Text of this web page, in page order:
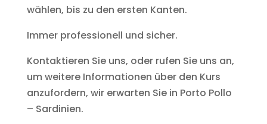
wählen, bis zu den ersten Kanten.
Immer professionell und sicher.
Kontaktieren Sie uns, oder rufen Sie uns an,
um weitere Informationen über den Kurs
anzufordern, wir erwarten Sie in Porto Pollo
– Sardinien.